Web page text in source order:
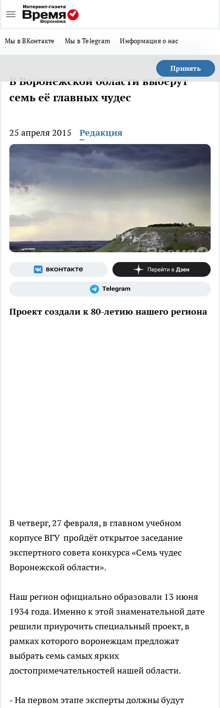
Мы в ВКонтакте Мы в Telegram Информация о нас
Принять
В Воронежской области выберут
семь её главных чудес
25 апреля 2015 Редакция
Проект создали к 80-летию нашего региона
В четверг, 27 февраля, в главном учебном
корпусе ВГУ пройдёт открытое заседание
экспертного совета конкурса «Семь чудес
Воронежской области».
Наш регион официально образовали 13 июня
1934 года. Именно к этой знаменательной дате
решили приурочить специальный проект, в
рамках которого воронежцам предложат
выбрать семь самых ярких
достопримечательностей нашей области.
- На первом этапе эксперты должны будут